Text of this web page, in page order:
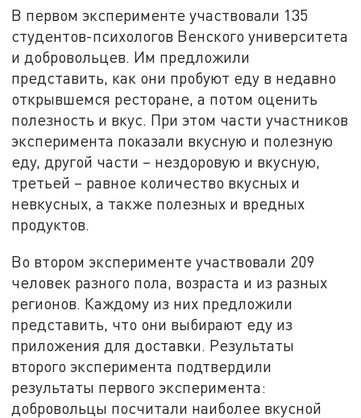
В первом эксперименте участвовали 135
студентов-психологов Венского университета
и добровольцев. Им предложили
представить, как они пробуют еду в недавно
открывшемся ресторане, а потом оценить
полезность и вкус. При этом части участников
эксперимента показали вкусную и полезную
еду, другой части – нездоровую и вкусную,
третьей – равное количество вкусных и
невкусных, а также полезных и вредных
продуктов.
Во втором эксперименте участвовали 209
человек разного пола, возраста и из разных
регионов. Каждому из них предложили
представить, что они выбирают еду из
приложения для доставки. Результаты
второго эксперимента подтвердили
результаты первого эксперимента:
добровольцы посчитали наиболее вкусной